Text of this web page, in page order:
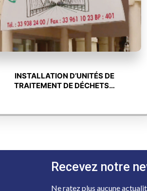
INSTALLATION D’UNITÉS DE
TRAITEMENT DE DÉCHETS…
Recevez notre
Ne ratez plus aucune